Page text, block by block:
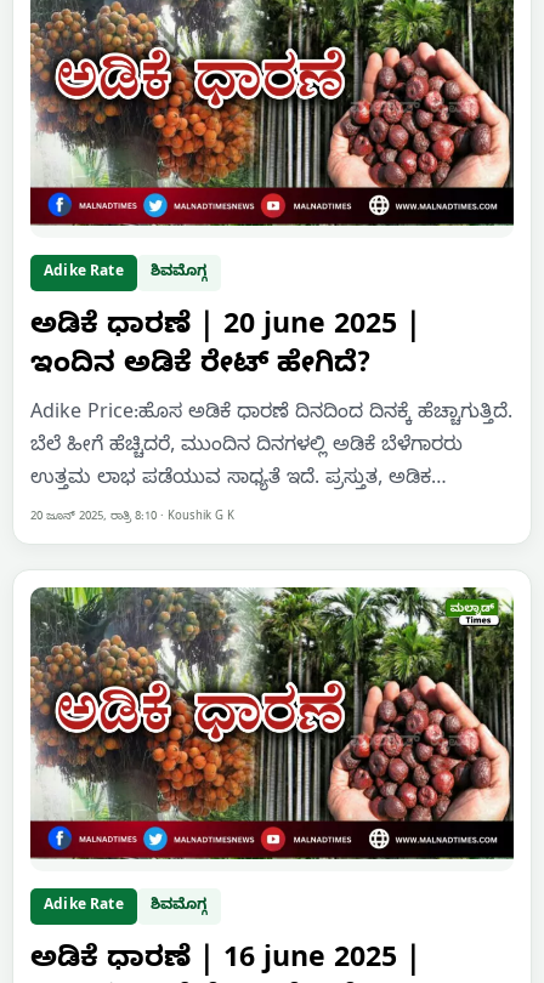
Adike Rate ಶಿವಮೊಗ್ಗ
ಅಡಿಕೆ ಧಾರಣೆ | 20 june 2025 |
ಇಂದಿನ ಅಡಿಕೆ ರೇಟ್‌ ಹೇಗಿದೆ?
Adike Price:ಹೊಸ ಅಡಿಕೆ ಧಾರಣೆ ದಿನದಿಂದ ದಿನಕ್ಕೆ ಹೆಚ್ಚಾಗುತ್ತಿದೆ.
ಬೆಲೆ ಹೀಗೆ ಹೆಚ್ಚಿದರೆ, ಮುಂದಿನ ದಿನಗಳಲ್ಲಿ ಅಡಿಕೆ ಬೆಳೆಗಾರರು
ಉತ್ತಮ ಲಾಭ ಪಡೆಯುವ ಸಾಧ್ಯತೆ ಇದೆ. ಪ್ರಸ್ತುತ, ಅಡಿಕ…
20 ಜೂನ್ 2025, ರಾತ್ರಿ 8:10 · Koushik G K
Adike Rate ಶಿವಮೊಗ್ಗ
ಅಡಿಕೆ ಧಾರಣೆ | 16 june 2025 |